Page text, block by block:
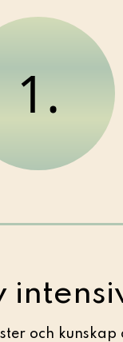
1.
och kunskap